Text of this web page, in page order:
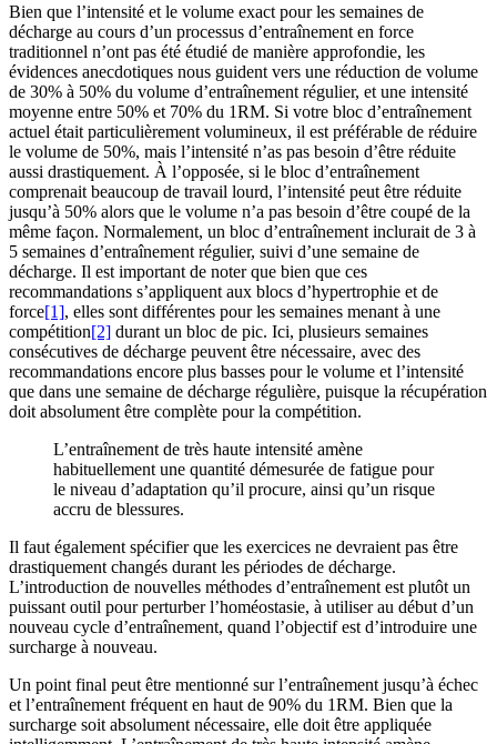
Bien que l’intensité et le volume exact pour les semaines de
décharge au cours d’un processus d’entraînement en force
traditionnel n’ont pas été étudié de manière approfondie, les
évidences anecdotiques nous guident vers une réduction de volume
de 30% à 50% du volume d’entraînement régulier, et une intensité
moyenne entre 50% et 70% du 1RM. Si votre bloc d’entraînement
actuel était particulièrement volumineux, il est préférable de réduire
le volume de 50%, mais l’intensité n’as pas besoin d’être réduite
aussi drastiquement. À l’opposée, si le bloc d’entraînement
comprenait beaucoup de travail lourd, l’intensité peut être réduite
jusqu’à 50% alors que le volume n’a pas besoin d’être coupé de la
même façon. Normalement, un bloc d’entraînement inclurait de 3 à
5 semaines d’entraînement régulier, suivi d’une semaine de
décharge. Il est important de noter que bien que ces
recommandations s’appliquent aux blocs d’hypertrophie et de
force[1], elles sont différentes pour les semaines menant à une
compétition[2] durant un bloc de pic. Ici, plusieurs semaines
consécutives de décharge peuvent être nécessaire, avec des
recommandations encore plus basses pour le volume et l’intensité
que dans une semaine de décharge régulière, puisque la récupération
doit absolument être complète pour la compétition.
L’entraînement de très haute intensité amène
habituellement une quantité démesurée de fatigue pour
le niveau d’adaptation qu’il procure, ainsi qu’un risque
accru de blessures.
Il faut également spécifier que les exercices ne devraient pas être
drastiquement changés durant les périodes de décharge.
L’introduction de nouvelles méthodes d’entraînement est plutôt un
puissant outil pour perturber l’homéostasie, à utiliser au début d’un
nouveau cycle d’entraînement, quand l’objectif est d’introduire une
surcharge à nouveau.
Un point final peut être mentionné sur l’entraînement jusqu’à échec
et l’entraînement fréquent en haut de 90% du 1RM. Bien que la
surcharge soit absolument nécessaire, elle doit être appliquée